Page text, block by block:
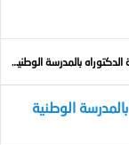
الوطنية المتعددة التقنيات بالجزائر
الوطنية